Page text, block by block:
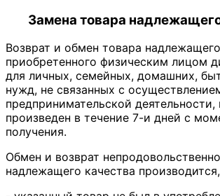
Замена товара
Возврат и обмен товара
приобретенного физическим лицом
для личных, семейных, домашних,
нужд, не связанных с
предпринимательской
произведен в течение 7-и дней с
получения.
Обмен и возврат
надлежащего качества